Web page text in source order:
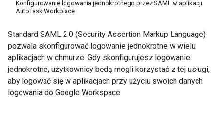
Konfigurowanie logowania jednokrotnego przez SAML w aplikacji
AutoTask Workplace
Standard SAML 2.0 (Security Assertion Markup Language)
pozwala skonfigurować logowanie jednokrotne w wielu
aplikacjach w chmurze. Gdy skonfigurujesz logowanie
jednokrotne, użytkownicy będą mogli korzystać z tej usługi,
aby logować się w aplikacjach przy użyciu swoich danych
logowania do Google Workspace.